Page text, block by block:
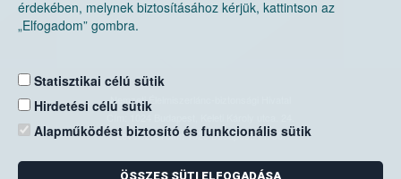
érdekében, melynek biztosításához kérjük, kattintson az
„Elfogadom” gombra.
Statisztikai célú sütik
Hirdetési célú sütik
Alapműködést biztosító és funkcionális sütik
ÖSSZES SÜTI ELFOGADÁSA
Nemzeti Élelmiszerlánc-biztonsági Hivatal
Levelezési cím: 1525 Budapest. Pf. 30.